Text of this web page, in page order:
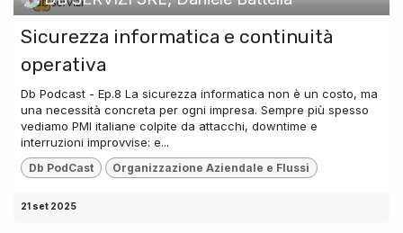
Sicurezza informatica e continuità
operativa
Db Podcast - Ep.8 La sicurezza informatica non è un costo, ma
una necessità concreta per ogni impresa. Sempre più spesso
vediamo PMI italiane colpite da attacchi, downtime e
interruzioni improvvise: e...
Db PodCast Organizzazione Aziendale e Flussi
21 set 2025